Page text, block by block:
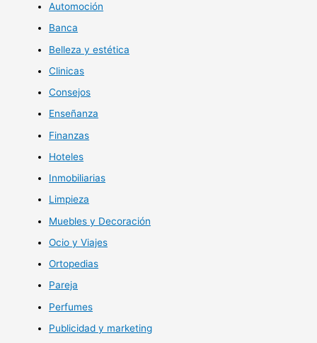
Automoción
Banca
Belleza y estética
Clinicas
Consejos
Enseñanza
Finanzas
Hoteles
Inmobiliarias
Limpieza
Muebles y Decoración
Ocio y Viajes
Ortopedias
Pareja
Perfumes
Publicidad y marketing